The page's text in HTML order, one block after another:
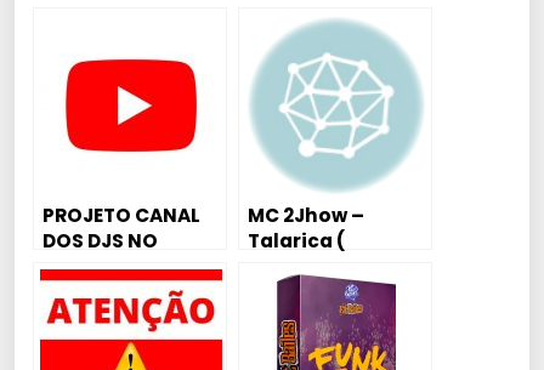
DJ DAVID MM
PROJETO CANAL
DOS DJS NO
YOUTUBE PRECISO
DE 50 DJS PONTA
FIRME
MC 2Jhow –
Talarica (
Piano / Karaokê)